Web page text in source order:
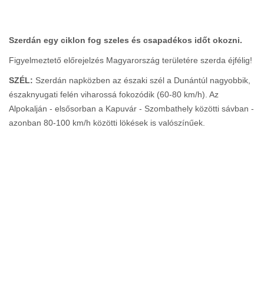
Szerdán egy ciklon fog szeles és csapadékos időt okozni.
Figyelmeztető előrejelzés Magyarország területére szerda éjfélig!
SZÉL: Szerdán napközben az északi szél a Dunántúl nagyobbik,
északnyugati felén viharossá fokozódik (60-80 km/h). Az
Alpokalján - elsősorban a Kapuvár - Szombathely közötti sávban -
azonban 80-100 km/h közötti lökések is valószínűek.